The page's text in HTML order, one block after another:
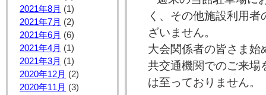
2021年8月 (1)
2021年7月 (2)
2021年6月 (6)
2021年4月 (1)
2021年3月 (1)
2020年12月 (2)
2020年11月 (3)
く、その他施設利用
ざいません。
大会関係者の皆さま始
共交通機関でのご来場
は至っておりません。